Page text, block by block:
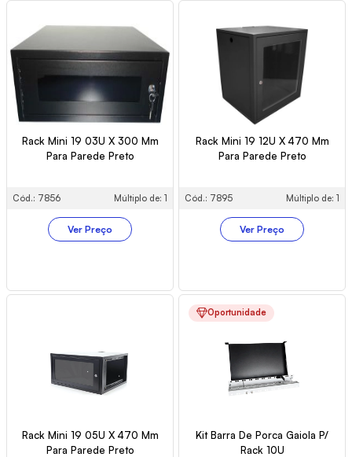
Rack Mini 19 03U X 300 Mm
Para Parede Preto
Cód.: 7856 Múltiplo de: 1
Ver Preço
Rack Mini 19 12U X 470 Mm
Para Parede Preto
Cód.: 7895 Múltiplo de: 1
Ver Preço
Rack Mini 19 05U X 470 Mm
Para Parede Preto
Oportunidade
Kit Barra De Porca Gaiola P/
Rack 10U